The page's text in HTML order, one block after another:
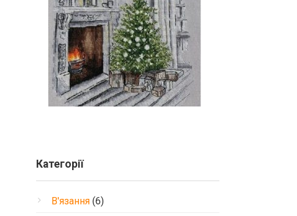
Категорії
В'язання (6)